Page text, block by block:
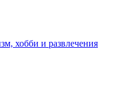
хобби и развлечения